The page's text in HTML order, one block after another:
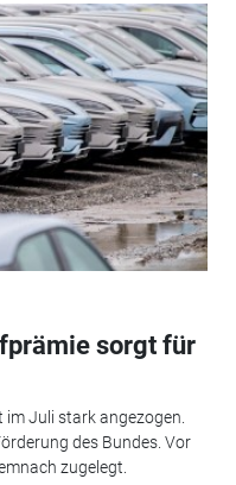
sorgt für
Juli stark angezogen.
des Bundes. Vor
zugelegt.